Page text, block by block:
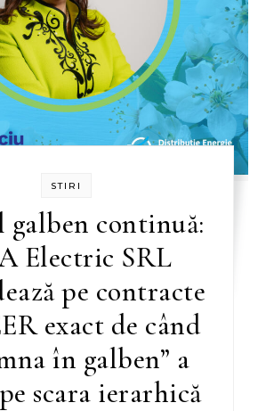
STIRI
continuă:
Electric SRL
pe contracte
exact de când
în galben” a
scara ierarhică